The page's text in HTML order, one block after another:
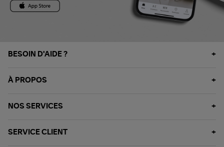
BESOIN D'AIDE ?
À PROPOS
NOS SERVICES
SERVICE CLIENT